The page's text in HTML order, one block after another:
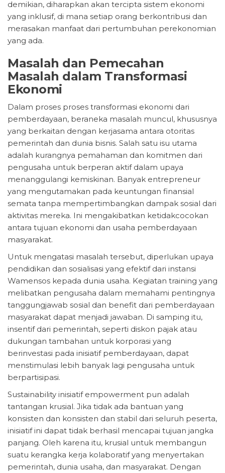
demikian, diharapkan akan tercipta sistem ekonomi
yang inklusif, di mana setiap orang berkontribusi dan
merasakan manfaat dari pertumbuhan perekonomian
yang ada.
Masalah dan Pemecahan
Masalah dalam Transformasi
Ekonomi
Dalam proses proses transformasi ekonomi dari
pemberdayaan, beraneka masalah muncul, khususnya
yang berkaitan dengan kerjasama antara otoritas
pemerintah dan dunia bisnis. Salah satu isu utama
adalah kurangnya pemahaman dan komitmen dari
pengusaha untuk berperan aktif dalam upaya
menanggulangi kemiskinan. Banyak entrepreneur
yang mengutamakan pada keuntungan finansial
semata tanpa mempertimbangkan dampak sosial dari
aktivitas mereka. Ini mengakibatkan ketidakcocokan
antara tujuan ekonomi dan usaha pemberdayaan
masyarakat.
Untuk mengatasi masalah tersebut, diperlukan upaya
pendidikan dan sosialisasi yang efektif dari instansi
Wamensos kepada dunia usaha. Kegiatan training yang
melibatkan pengusaha dalam memahami pentingnya
tanggungjawab sosial dan benefit dari pemberdayaan
masyarakat dapat menjadi jawaban. Di samping itu,
insentif dari pemerintah, seperti diskon pajak atau
dukungan tambahan untuk korporasi yang
berinvestasi pada inisiatif pemberdayaan, dapat
menstimulasi lebih banyak lagi pengusaha untuk
berpartisipasi.
Sustainability inisiatif empowerment pun adalah
tantangan krusial. Jika tidak ada bantuan yang
konsisten dan konsisten dan stabil dari seluruh peserta,
inisiatif ini dapat tidak berhasil mencapai tujuan jangka
panjang. Oleh karena itu, krusial untuk membangun
suatu kerangka kerja kolaboratif yang menyertakan
pemerintah, dunia usaha, dan masyarakat. Dengan